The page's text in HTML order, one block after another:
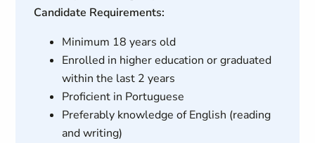
Candidate Requirements:
Minimum 18 years old
Enrolled in higher education or graduated
within the last 2 years
Proficient in Portuguese
Preferably knowledge of English (reading
and writing)